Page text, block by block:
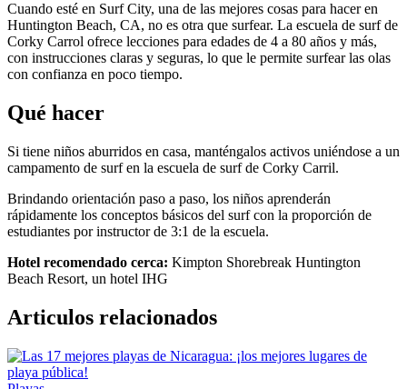
Cuando esté en Surf City, una de las mejores cosas para hacer en
Huntington Beach, CA, no es otra que surfear. La escuela de surf de
Corky Carrol ofrece lecciones para edades de 4 a 80 años y más,
con instrucciones claras y seguras, lo que le permite surfear las olas
con confianza en poco tiempo.
Qué hacer
Si tiene niños aburridos en casa, manténgalos activos uniéndose a un
campamento de surf en la escuela de surf de Corky Carril.
Brindando orientación paso a paso, los niños aprenderán
rápidamente los conceptos básicos del surf con la proporción de
estudiantes por instructor de 3:1 de la escuela.
Hotel recomendado cerca: Kimpton Shorebreak Huntington
Beach Resort, un hotel IHG
Articulos relacionados